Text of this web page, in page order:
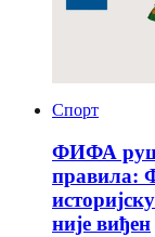
Спорт
ФИФА
правила:
није виђен